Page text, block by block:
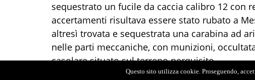
sequestrato un fucile da caccia calibro 12 con
accertamenti risultava essere stato rubato a
altresì trovata e sequestrata una carabina ad
nelle parti meccaniche, con munizioni,
casolare situato sul terreno perquisito.
Questo sito utilizza cookie. Proseguendo,